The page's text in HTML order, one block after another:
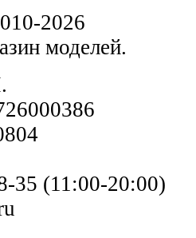
2026
моделей.
35 (11:00-20:00)